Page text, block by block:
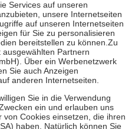
auch für Online-Apotheken.
beträgt die
sowie zehn Euro je
für ihre eigene Gesundheit zu
der Familie zu unterstützen,
vollendeten 18. Lebensjahr